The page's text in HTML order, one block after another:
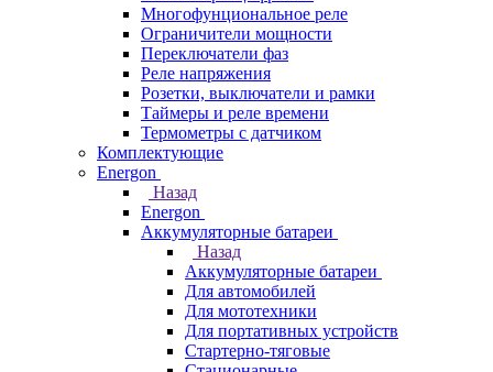
Многофунциональное реле
Ограничители мощности
Переключатели фаз
Реле напряжения
Розетки, выключатели и рамки
Таймеры и реле времени
Термометры c датчиком
Комплектующие
Energon
Назад
Energon
Аккумуляторные батареи
Назад
Аккумуляторные батареи
Для автомобилей
Для мототехники
Для портативных устройств
Стартерно-тяговые